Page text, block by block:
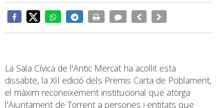
La Sala Cívica de l'Antic Mercat ha acollit esta
dissabte, la XII edició dels Premis Carta de Poblament,
el màxim reconeixement institucional que atorga
l'Ajuntament de Torrent a persones i entitats que